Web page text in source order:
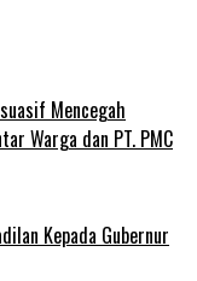
Mencegah
Warga dan PT. PMC
Kepada Gubernur